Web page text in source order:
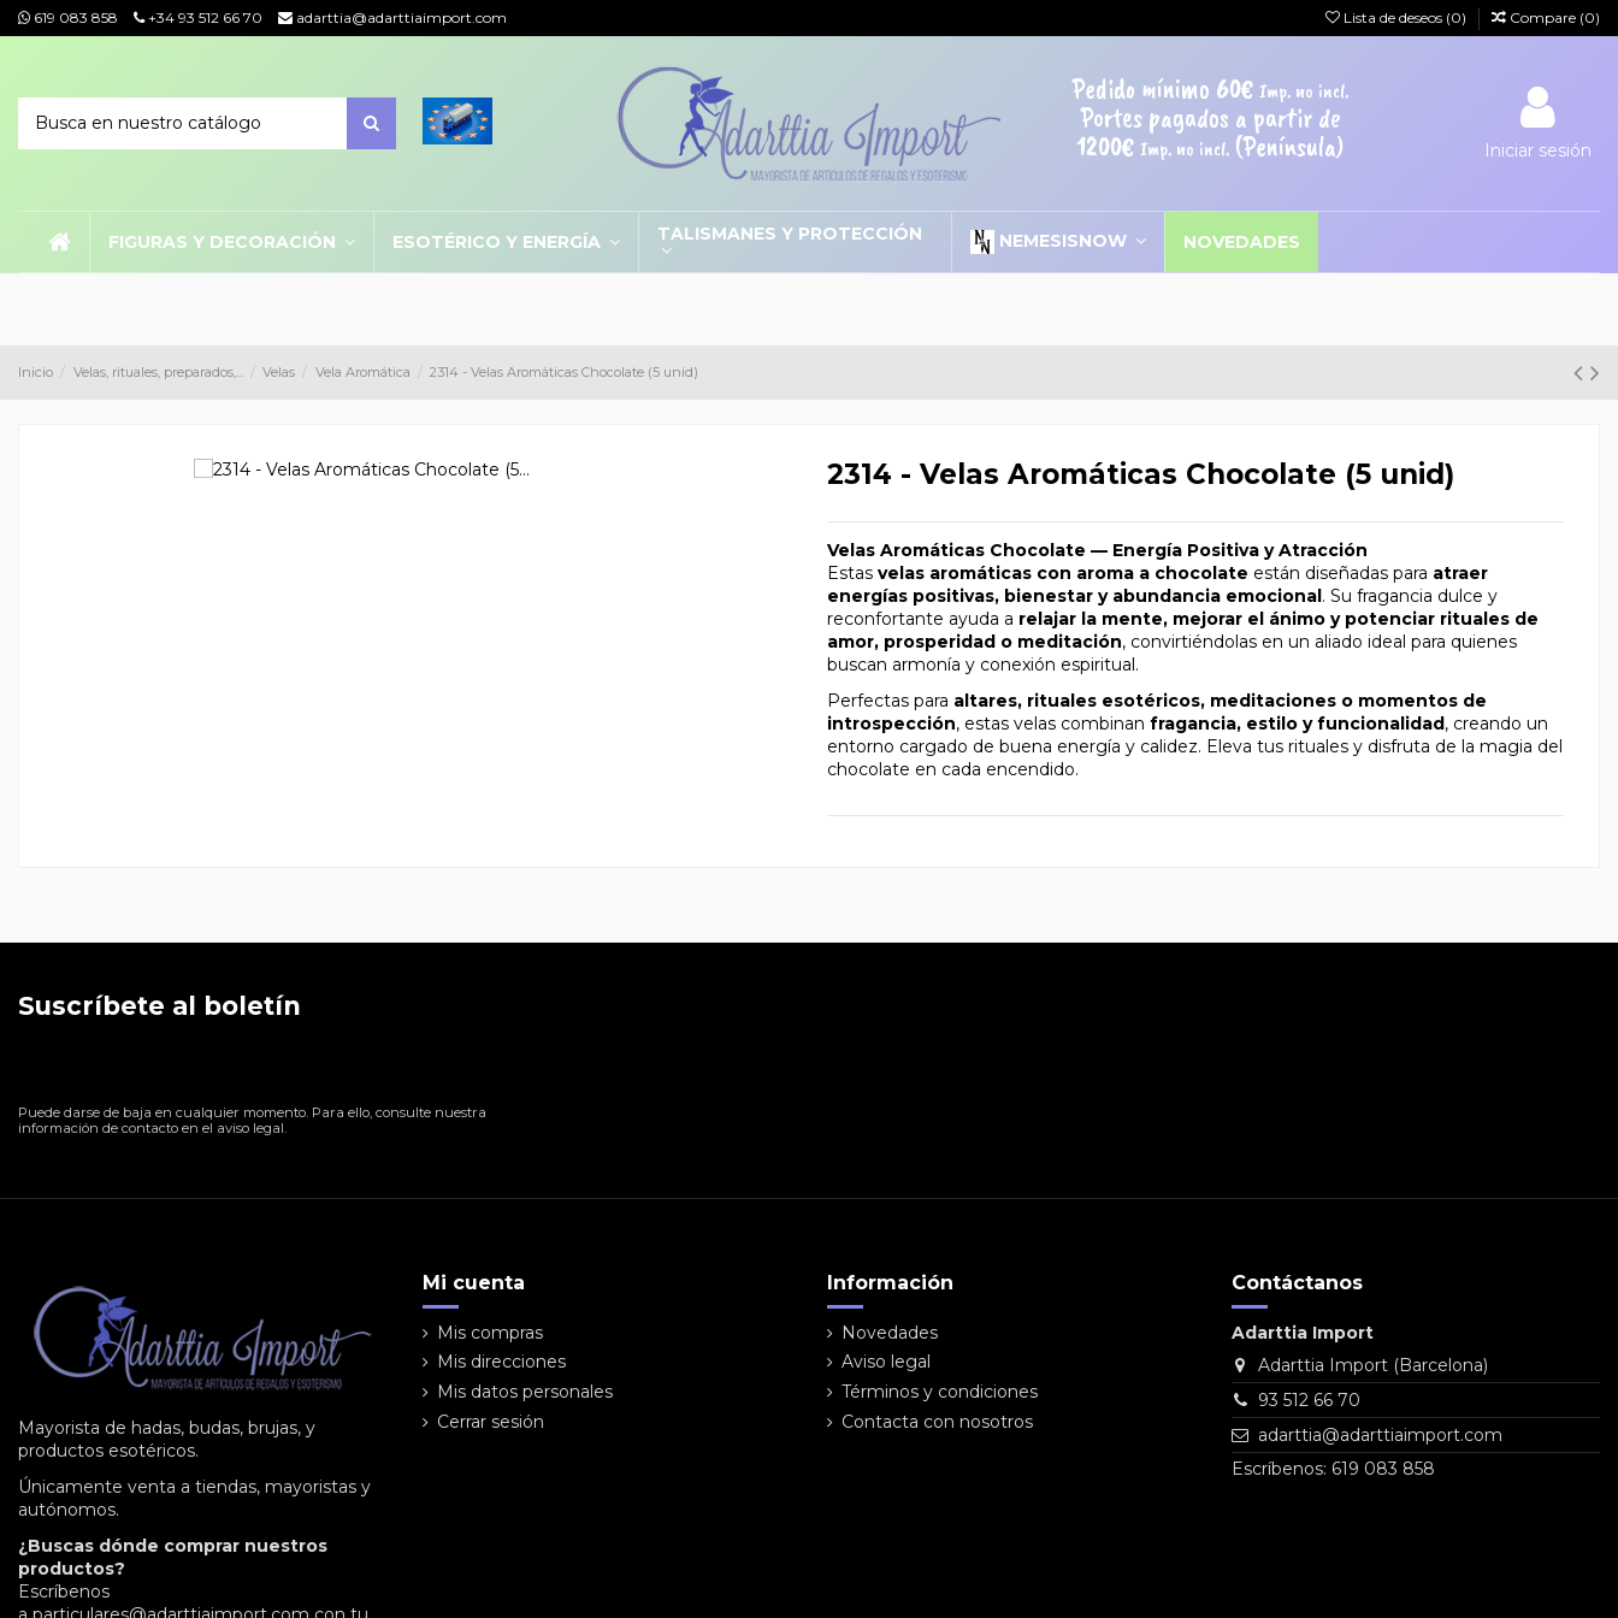
619 083 858 +34 93 512 66 70 adarttia@adarttiaimport.com Lista de deseos (0) Compare (0)
Iniciar sesión
FIGURAS Y DECORACIÓN ESOTÉRICO Y ENERGÍA TALISMANES Y PROTECCIÓN NEMESISNOW NOVEDADES
Pedido mínimo 60€Imp. no incl.
Portes pagados a partir de
1200€Imp. no incl. (Península)
Inicio Velas, rituales, preparados,... Velas Vela Aromática 2314 - Velas Aromáticas Chocolate (5 unid)
2314 - Velas Aromáticas Chocolate (5 unid)
Velas Aromáticas Chocolate — Energía Positiva y Atracción
Estas velas aromáticas con aroma a chocolate están diseñadas para atraer
energías positivas, bienestar y abundancia emocional. Su fragancia dulce y
reconfortante ayuda a relajar la mente, mejorar el ánimo y potenciar rituales de
amor, prosperidad o meditación, convirtiéndolas en un aliado ideal para quienes
buscan armonía y conexión espiritual.
Perfectas para altares, rituales esotéricos, meditaciones o momentos de
introspección, estas velas combinan fragancia, estilo y funcionalidad, creando un
entorno cargado de buena energía y calidez. Eleva tus rituales y disfruta de la magia del
chocolate en cada encendido.
Suscríbete al boletín
Puede darse de baja en cualquier momento. Para ello, consulte nuestra
información de contacto en el aviso legal.
Mayorista de hadas, budas, brujas, y
productos esotéricos.
Únicamente venta a tiendas, mayoristas y
autónomos.
¿Buscas dónde comprar nuestros
productos?
Escríbenos
Mi cuenta
Mis compras
Mis direcciones
Mis datos personales
Cerrar sesión
Información
Novedades
Aviso legal
Términos y condiciones
Contacta con nosotros
Contáctanos
Adarttia Import
Adarttia Import (Barcelona)
93 512 66 70
adarttia@adarttiaimport.com
Escríbenos: 619 083 858